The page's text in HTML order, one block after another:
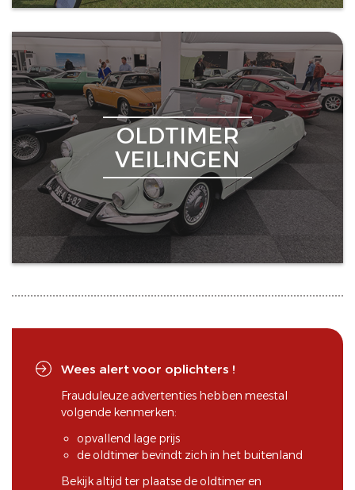
OLDTIMER
VEILINGEN
Wees alert voor oplichters !
Frauduleuze advertenties hebben meestal
volgende kenmerken:
opvallend lage prijs
de oldtimer bevindt zich in het buitenland
Bekijk altijd ter plaatse de oldtimer en